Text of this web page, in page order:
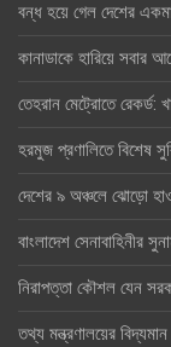
বন্ধ হয়ে গেল দেশের
কানাডাকে হারিয়ে সবার
তেহরান মেট্রোতে রেকর্ড:
হরমুজ প্রণালিতে বিশেষ
দেশের ৯ অঞ্চলে ঝোড়ো
বাংলাদেশ সেনাবাহিনীর
নিরাপত্তা কৌশল যেন
তথ্য মন্ত্রণালয়ের